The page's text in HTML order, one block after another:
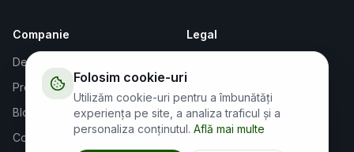
Folosim cookie-uri
Utilizăm cookie-uri pentru a îmbunătăți
experiența pe site, a analiza traficul și a
personaliza conținutul. Află mai multe
Companie
Despre Noi
Proiecte
Blog
Contact
Legal
Cookies
GDPR